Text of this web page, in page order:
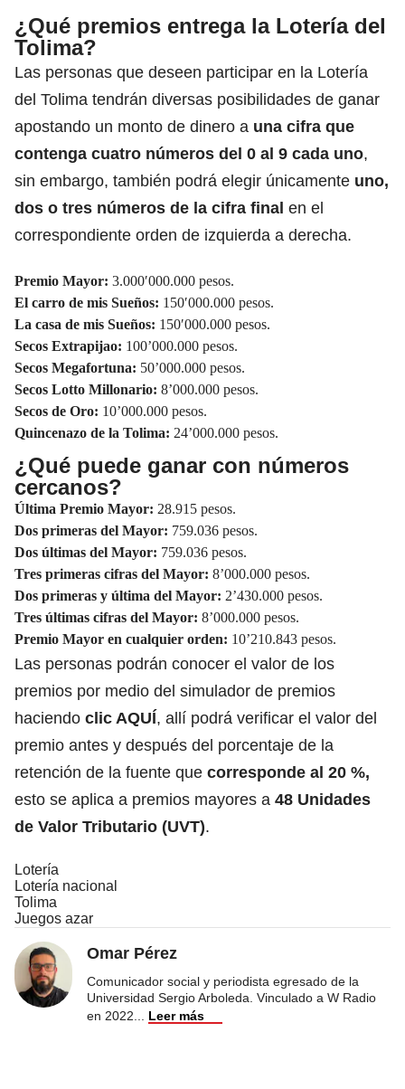
¿Qué premios entrega la Lotería del
Tolima?
Las personas que deseen participar en la Lotería
del Tolima tendrán diversas posibilidades de ganar
apostando un monto de dinero a una cifra que
contenga cuatro números del 0 al 9 cada uno,
sin embargo, también podrá elegir únicamente uno,
dos o tres números de la cifra final en el
correspondiente orden de izquierda a derecha.
Premio Mayor: 3.000′000.000 pesos.
El carro de mis Sueños: 150′000.000 pesos.
La casa de mis Sueños: 150′000.000 pesos.
Secos Extrapijao: 100’000.000 pesos.
Secos Megafortuna: 50’000.000 pesos.
Secos Lotto Millonario: 8’000.000 pesos.
Secos de Oro: 10’000.000 pesos.
Quincenazo de la Tolima: 24’000.000 pesos.
¿Qué puede ganar con números
cercanos?
Última Premio Mayor: 28.915 pesos.
Dos primeras del Mayor: 759.036 pesos.
Dos últimas del Mayor: 759.036 pesos.
Tres primeras cifras del Mayor: 8’000.000 pesos.
Dos primeras y última del Mayor: 2’430.000 pesos.
Tres últimas cifras del Mayor: 8’000.000 pesos.
Premio Mayor en cualquier orden: 10’210.843 pesos.
Las personas podrán conocer el valor de los
premios por medio del simulador de premios
haciendo clic AQUÍ, allí podrá verificar el valor del
premio antes y después del porcentaje de la
retención de la fuente que corresponde al 20 %,
esto se aplica a premios mayores a 48 Unidades
de Valor Tributario (UVT).
Lotería
Lotería nacional
Tolima
Juegos azar
Omar Pérez
Comunicador social y periodista egresado de la
Universidad Sergio Arboleda. Vinculado a W Radio
en 2022
Leer más